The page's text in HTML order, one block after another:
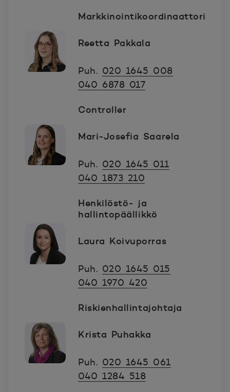
Markkinointikoordinaattori
Reetta Pakkala
Puh. 020 1645 008
040 6878 017
Controller
Mari-Josefia Saarela
Puh. 020 1645 011
040 1873 210
Henkilöstö- ja
hallintopäällikkö
Laura Koivuporras
Puh. 020 1645 015
040 1970 420
Riskienhallintajohtaja
Krista Puhakka
Puh. 020 1645 061
040 1284 518